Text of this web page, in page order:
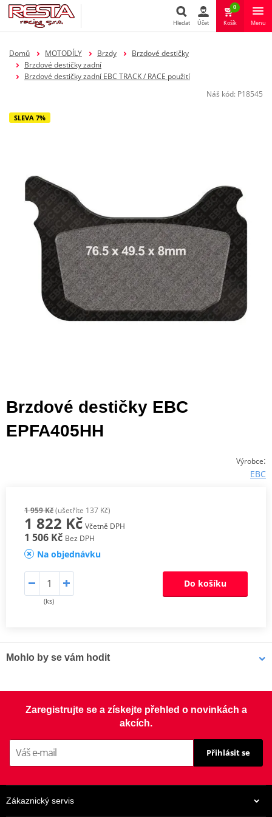
Hledat Účet
0
Košík Menu
Domů MOTODÍLY Brzdy
Brzdové destičky
Brzdové destičky zadní
Brzdové destičky zadní EBC TRACK / RACE použití
Náš kód: P18545
SLEVA 7%
Brzdové destičky EBC
EPFA405HH
Výrobce:
EBC
1 959 Kč(ušetříte 137 Kč)
1 822 Kč Včetně DPH
1 506 Kč Bez DPH
Na objednávku
(ks)
Do košíku
Mohlo by se vám hodit
ml (ideální pro servisy)
Zaregistrujte se a získejte přehled o novinkách a
akcích.
Přihlásit se
Zákaznický servis